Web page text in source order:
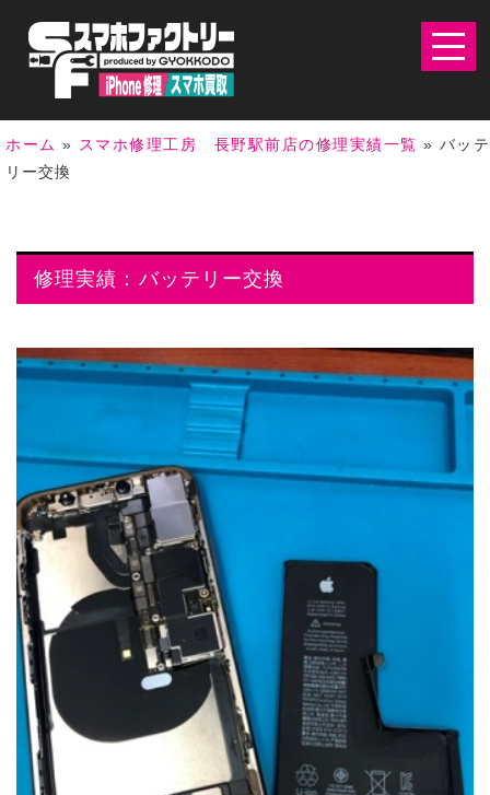
ホーム » スマホ修理工房 長野駅前店の修理実績一覧 » バッテ
リー交換
修理実績：バッテリー交換